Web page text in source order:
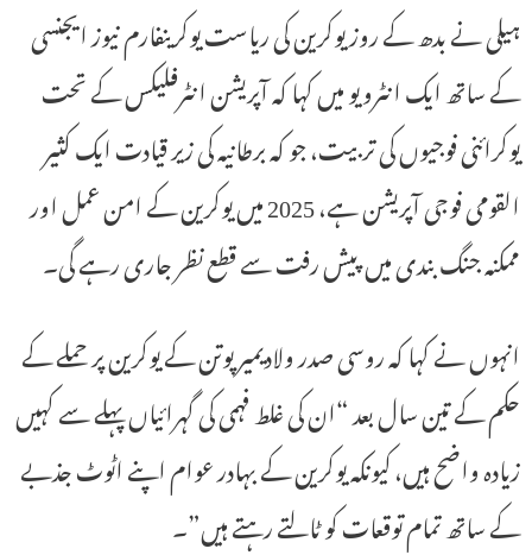
ہیلی نے بدھ کے روز یوکرین کی ریاست یوکرینفارم نیوز ایجنسی
کے ساتھ ایک انٹرویو میں کہا کہ آپریشن انٹرفلیکس کے تحت
یوکرائنی فوجیوں کی تربیت، جو کہ برطانیہ کی زیر قیادت ایک کثیر
القومی فوجی آپریشن ہے، 2025 میں یوکرین کے امن عمل اور
ممکنہ جنگ بندی میں پیش رفت سے قطع نظر جاری رہے گی۔
انہوں نے کہا کہ روسی صدر ولادیمیر پوتن کے یوکرین پر حملے کے
حکم کے تین سال بعد “ان کی غلط فہمی کی گہرائیاں پہلے سے کہیں
زیادہ واضح ہیں، کیونکہ یوکرین کے بہادر عوام اپنے اٹوٹ جذبے
کے ساتھ تمام توقعات کو ٹالتے رہتے ہیں”۔